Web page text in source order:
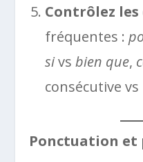
Contrôlez
fréquentes :
sivsbien que,
consécutive
Ponctuation et